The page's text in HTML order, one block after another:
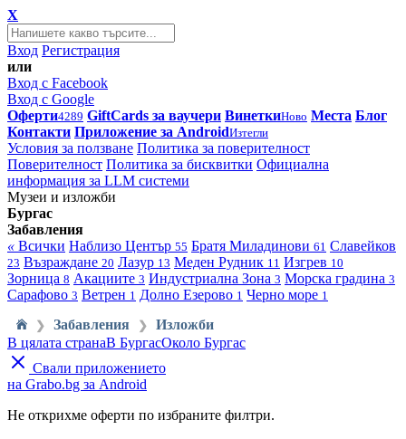
X
Вход Регистрация
или
Вход с Facebook
Вход с Google
Оферти4289 GiftCards за ваучери ВинеткиНово Места Блог
Контакти Приложение за AndroidИзтегли
Условия за ползване Политика за поверителност
Поверителност Политика за бисквитки Официална
информация за LLM системи
Музеи и изложби
Бургас
Забавления
« Всички Наблизо Център 55 Братя Миладинови 61 Славейков
23 Възраждане 20 Лазур 13 Меден Рудник 11 Изгрев 10
Зорница 8 Акациите 3 Индустриална Зона 3 Морска градина 3
Сарафово 3 Ветрен 1 Долно Езерово 1 Черно море 1
❯ Забавления ❯
Изложби
В цялата странаВ БургасОколо Бургас
Свали приложението
на Grabo.bg за Android
Не открихме оферти по избраните филтри.